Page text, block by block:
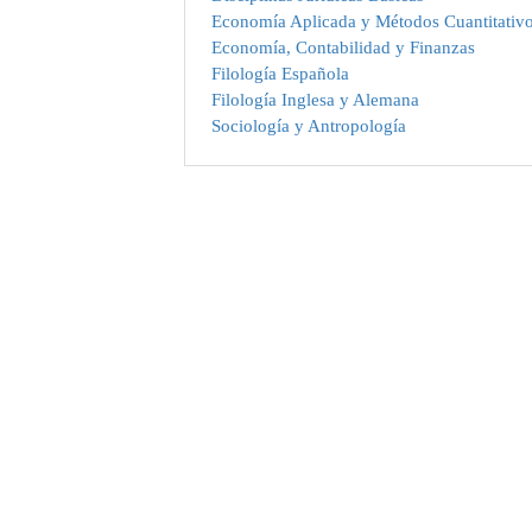
Economía Aplicada y Métodos
Economía, Contabilidad y Finanzas
Filología Española
Filología Inglesa y Alemana
Sociología y Antropología